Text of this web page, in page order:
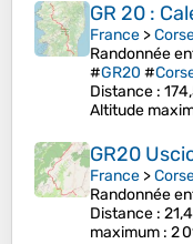
GR 20 :
France >
Randonnée
#GR20 #
Distance :
Altitude
GR20
France >
Randonnée
Distance :
maximum : 2